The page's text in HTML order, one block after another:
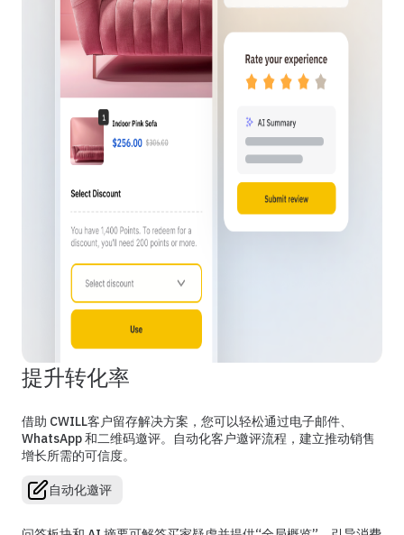
提升转化率
借助 CWILL客户留存解决方案，您可以轻松通过电子邮件、
WhatsApp 和二维码邀评。自动化客户邀评流程，建立推动销售
增长所需的可信度。
自动化邀评